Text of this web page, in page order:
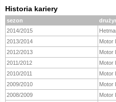
Historia kariery
sezon
2014/2015
2013/2014
Motor
2012/2013
Motor
2011/2012
Motor
2010/2011
Motor
2009/2010
Motor
2008/2009
Motor